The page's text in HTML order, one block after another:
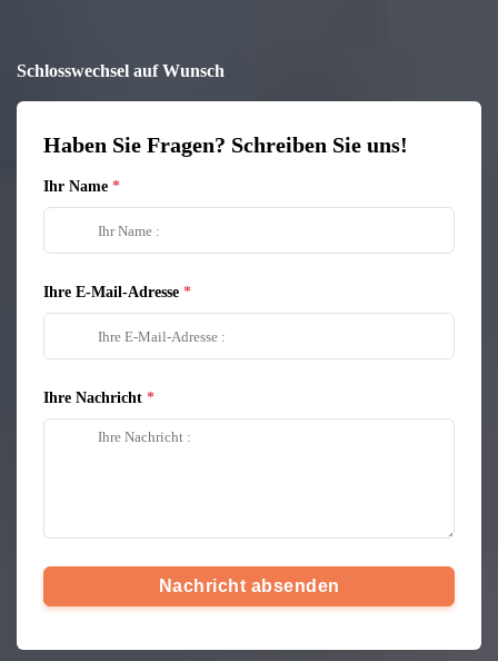
Schlosswechsel auf Wunsch
Haben Sie Fragen? Schreiben Sie uns!
Ihr Name
Ihre E-Mail-Adresse
Ihre Nachricht
Nachricht absenden